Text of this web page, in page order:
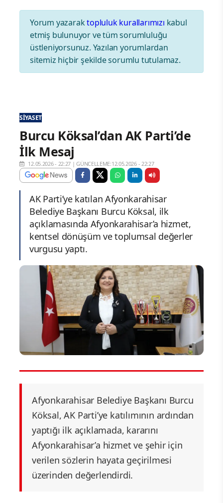
Yorum yazaraktopluluk kurallarımızı kabul
etmiş bulunuyor ve tüm sorumluluğu
üstleniyorsunuz. Yazılan yorumlardan
sitemiz hiçbir şekilde sorumlu tutulamaz.
SIYASET
Burcu Köksal’dan AK Parti’de
İlk Mesaj
12.05.2026 - 22:27 |GÜNCELLEME:12.05.2026 - 22:27
AK Parti’ye katılan Afyonkarahisar
Belediye Başkanı Burcu Köksal, ilk
açıklamasında Afyonkarahisar’a hizmet,
kentsel dönüşüm ve toplumsal değerler
vurgusu yaptı.
Afyonkarahisar Belediye Başkanı Burcu
Köksal, AK Parti’ye katılımının ardından
yaptığı ilk açıklamada, kararını
Afyonkarahisar’a hizmet ve şehir için
verilen sözlerin hayata geçirilmesi
üzerinden değerlendirdi.